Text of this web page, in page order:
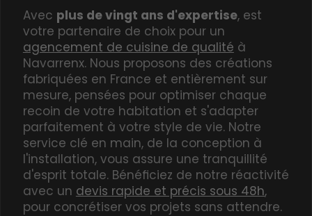
Avec plus de vingt ans d'expertise, est
votre partenaire de choix pour un
agencement de cuisine de qualité à
Navarrenx. Nous proposons des créations
fabriquées en France et entièrement sur
mesure, pensées pour optimiser chaque
recoin de votre habitation et s'adapter
parfaitement à votre style de vie. Notre
service clé en main, de la conception à
l'installation, vous assure une tranquillité
d'esprit totale. Bénéficiez de notre réactivité
avec un devis rapide et précis sous 48h,
pour concrétiser vos projets sans attendre.